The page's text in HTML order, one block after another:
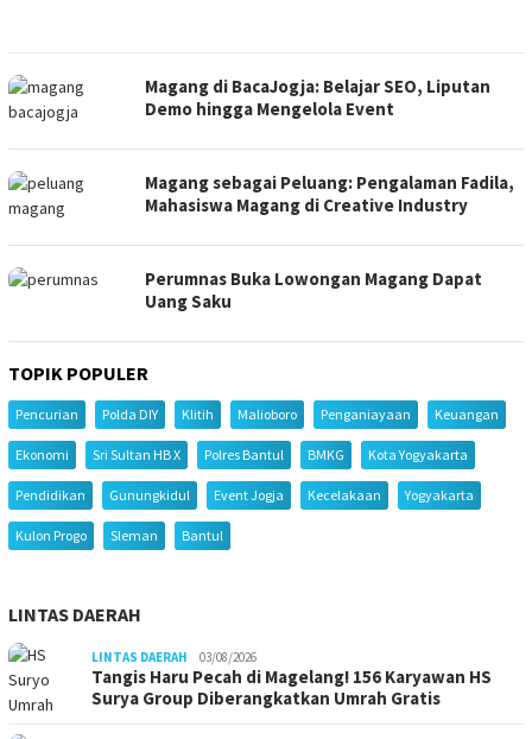
Magang di BacaJogja: Belajar SEO, Liputan
Demo hingga Mengelola Event
Magang sebagai Peluang: Pengalaman Fadila,
Mahasiswa Magang di Creative Industry
Perumnas Buka Lowongan Magang Dapat
Uang Saku
TOPIK POPULER
Pencurian Polda DIY Klitih Malioboro Penganiayaan Keuangan
Ekonomi Sri Sultan HB X Polres Bantul BMKG Kota Yogyakarta
Pendidikan Gunungkidul Event Jogja Kecelakaan Yogyakarta
Kulon Progo Sleman Bantul
LINTAS DAERAH
LINTAS DAERAH 03/08/2026
Tangis Haru Pecah di Magelang! 156 Karyawan HS
Surya Group Diberangkatkan Umrah Gratis